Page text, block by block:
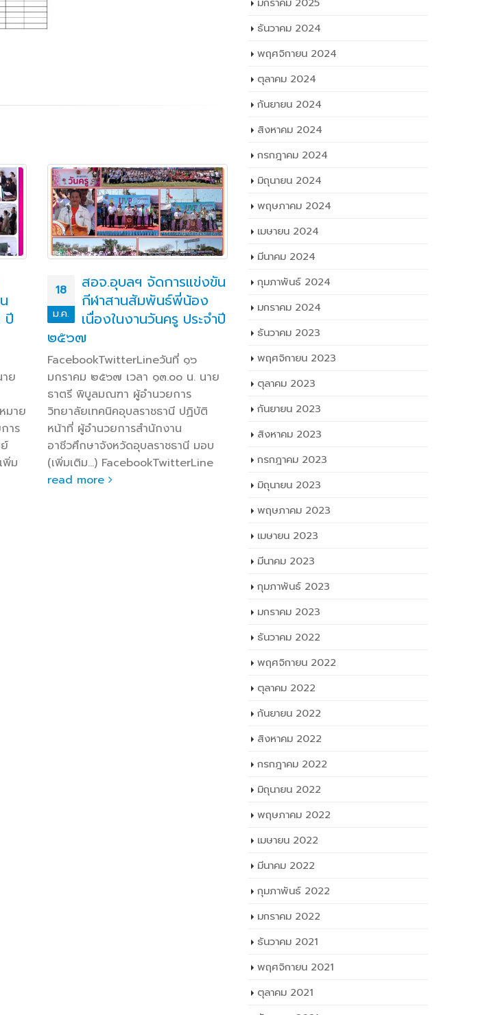
ปี
ย
มาย
าร
พิ่ม
18
ม.ค.
สอจ.อุบลฯ จัดการแข่งขัน
กีฬาสานสัมพันธ์พี่น้อง
เนื่องในงานวันครู ประจำปี
๒๕๖๗
FacebookTwitterLineวันที่ ๑๖
มกราคม ๒๕๖๗ เวลา ๑๓.๐๐ น. นาย
ธาตรี พิบูลมณฑา ผู้อำนวยการ
วิทยาลัยเทคนิคอุบลราชธานี ปฏิบัติ
หน้าที่ ผู้อำนวยการสำนักงาน
อาชีวศึกษาจังหวัดอุบลราชธานี มอบ
(เพิ่มเติม…) FacebookTwitterLine
read more
09
มิ.ย.
กิจกรรมหน้าเสาธง วันที่
9 มิถุนายน 2565
ธาตรี พิบูลมณฑา ผู้อำนวยการ
วิทยาลัยเทคนิคอุบลราชธานี ให้เกียรติ
เนื่องในโอกาส (เพิ่มเติม…)
FacebookTwitterLine
ธันวาคม 2024
พฤศจิกายน 2024
ตุลาคม 2024
กันยายน 2024
สิงหาคม 2024
กรกฎาคม 2024
มิถุนายน 2024
พฤษภาคม 2024
เมษายน 2024
มีนาคม 2024
กุมภาพันธ์ 2024
มกราคม 2024
ธันวาคม 2023
พฤศจิกายน 2023
ตุลาคม 2023
กันยายน 2023
สิงหาคม 2023
กรกฎาคม 2023
มิถุนายน 2023
พฤษภาคม 2023
เมษายน 2023
มีนาคม 2023
กุมภาพันธ์ 2023
มกราคม 2023
ธันวาคม 2022
พฤศจิกายน 2022
ตุลาคม 2022
กันยายน 2022
สิงหาคม 2022
กรกฎาคม 2022
มิถุนายน 2022
พฤษภาคม 2022
เมษายน 2022
มีนาคม 2022
กุมภาพันธ์ 2022
มกราคม 2022
ธันวาคม 2021
พฤศจิกายน 2021
ตุลาคม 2021